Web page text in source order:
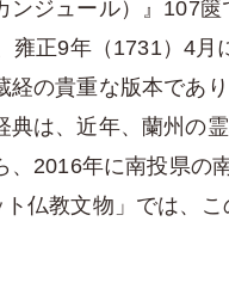
ジュール）』107
正9年（1731）4
の貴重な版本であ
典は、近年、蘭州の
2016年に南投県
仏教文物」では、